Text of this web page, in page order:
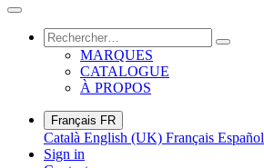
MARQUES
CATALOGUE
À PROPOS
Français FR
Català English (UK) Français Español
Sign in